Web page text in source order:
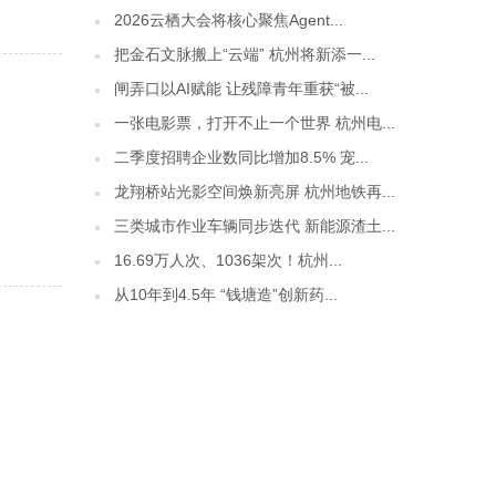
2026云栖大会将核心聚焦Agent...
把金石文脉搬上“云端” 杭州将新添一...
闸弄口以AI赋能 让残障青年重获“被...
一张电影票，打开不止一个世界 杭州电...
二季度招聘企业数同比增加8.5% 宠...
龙翔桥站光影空间焕新亮屏 杭州地铁再...
三类城市作业车辆同步迭代 新能源渣土...
16.69万人次、1036架次！杭州...
从10年到4.5年 “钱塘造”创新药...